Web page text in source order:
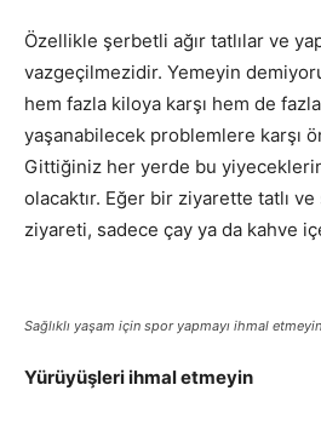
Özellikle şerbetli ağır tatlılar ve
vazgeçilmezidir. Yemeyin
hem fazla kiloya karşı hem de
yaşanabilecek problemlere karşı
Gittiğiniz her yerde bu yiyeceklerin
olacaktır. Eğer bir ziyarette tatlı
ziyareti, sadece çay ya da kahve
Sağlıklı yaşam için spor yapmayı ihmal etmeyin
Yürüyüşleri ihmal etmeyin